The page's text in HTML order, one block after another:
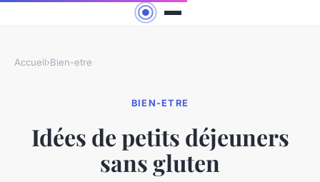
Accueil›Bien-etre
BIEN-ETRE
Idées de petits déjeuners
sans gluten